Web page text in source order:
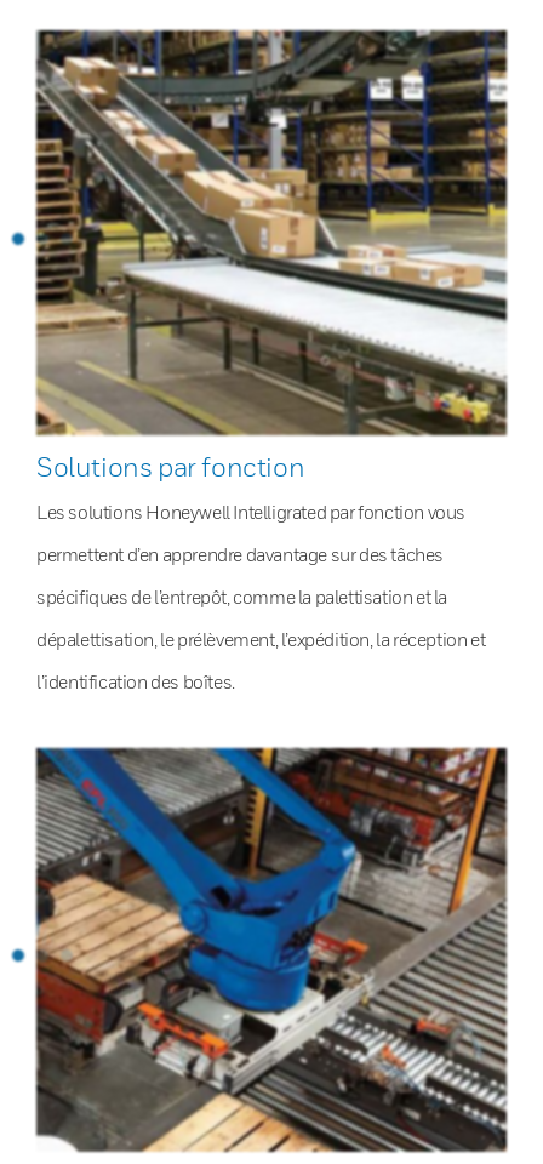
Solutions par fonction
Les solutions Honeywell Intelligrated par fonction vous
permettent d’en apprendre davantage sur des tâches
spécifiques de l’entrepôt, comme la palettisation et la
dépalettisation, le prélèvement, l’expédition, la réception et
l’identification des boîtes.